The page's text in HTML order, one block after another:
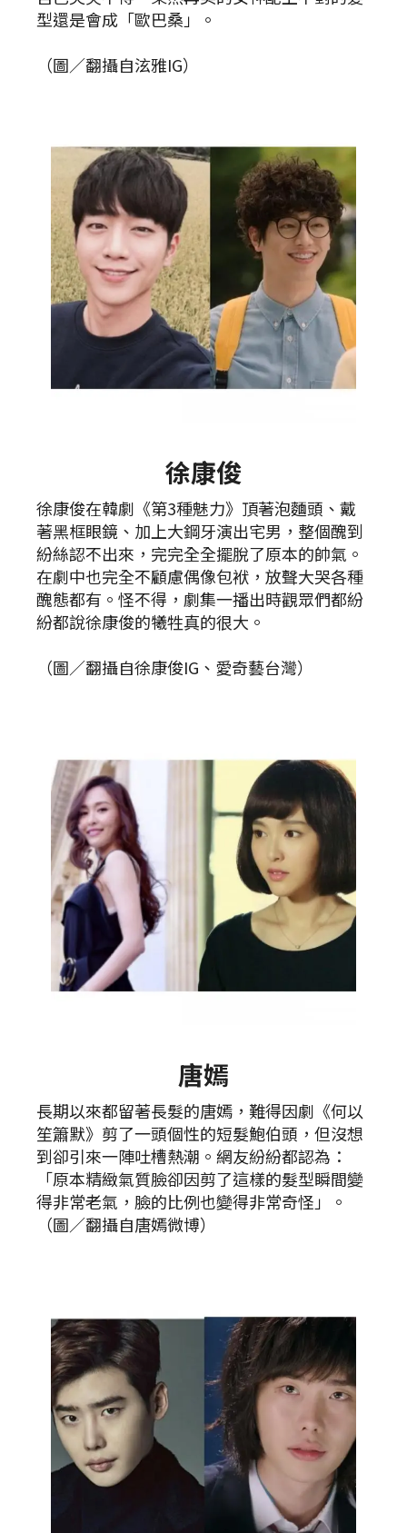
型還是會成「歐巴桑」。
（圖／翻攝自泫雅IG）
徐康俊
徐康俊在韓劇《第3種魅力》頂著泡麵頭、戴
著黑框眼鏡、加上大鋼牙演出宅男，整個醜到
紛絲認不出來，完完全全擺脫了原本的帥氣。
在劇中也完全不顧慮偶像包袱，放聲大哭各種
醜態都有。怪不得，劇集一播出時觀眾們都紛
紛都說徐康俊的犧牲真的很大。
（圖／翻攝自徐康俊IG、愛奇藝台灣）
唐嫣
長期以來都留著長髮的唐嫣，難得因劇《何以
笙簫默》剪了一頭個性的短髮鮑伯頭，但沒想
到卻引來一陣吐槽熱潮。網友紛紛都認為：
「原本精緻氣質臉卻因剪了這樣的髮型瞬間變
得非常老氣，臉的比例也變得非常奇怪」。
（圖／翻攝自唐嫣微博）